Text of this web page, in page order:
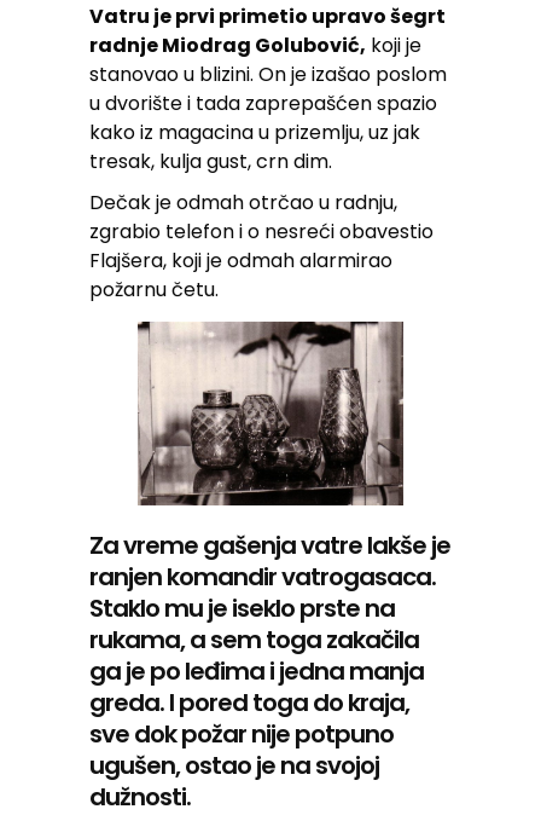
Vatru je prvi primetio upravo šegrt
radnje Miodrag Golubović, koji je
stanovao u blizini. On je izašao poslom
u dvorište i tada zaprepašćen spazio
kako iz magacina u prizemlju, uz jak
tresak, kulja gust, crn dim.
Dečak je odmah otrčao u radnju,
zgrabio telefon i o nesreći obavestio
Flajšera, koji je odmah alarmirao
požarnu četu.
Za vreme gašenja vatre lakše je
ranjen komandir vatrogasaca.
Staklo mu je iseklo prste na
rukama, a sem toga zakačila
ga je po leđima i jedna manja
greda. I pored toga do kraja,
sve dok požar nije potpuno
ugušen, ostao je na svojoj
dužnosti.